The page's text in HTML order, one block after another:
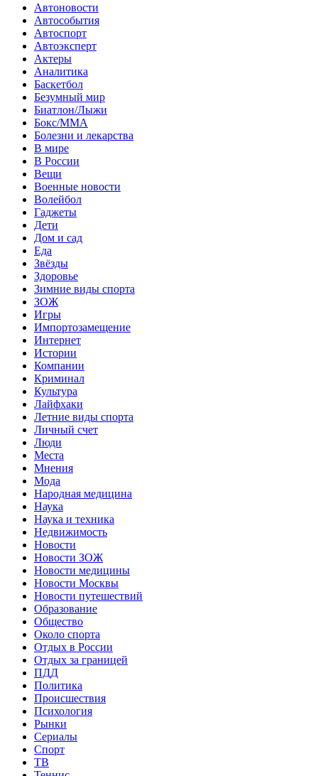
Автоновости
Автособытия
Автоспорт
Автоэксперт
Актеры
Аналитика
Баскетбол
Безумный мир
Биатлон/Лыжи
Бокс/MMA
Болезни и лекарства
В мире
В России
Вещи
Военные новости
Волейбол
Гаджеты
Дети
Дом и сад
Еда
Звёзды
Здоровье
Зимние виды спорта
ЗОЖ
Игры
Импортозамещение
Интернет
Истории
Компании
Криминал
Культура
Лайфхаки
Летние виды спорта
Личный счет
Люди
Места
Мнения
Мода
Народная медицина
Наука
Наука и техника
Недвижимость
Новости
Новости ЗОЖ
Новости медицины
Новости Москвы
Новости путешествий
Образование
Общество
Около спорта
Отдых в России
Отдых за границей
ПДД
Политика
Происшествия
Психология
Рынки
Сериалы
Спорт
ТВ